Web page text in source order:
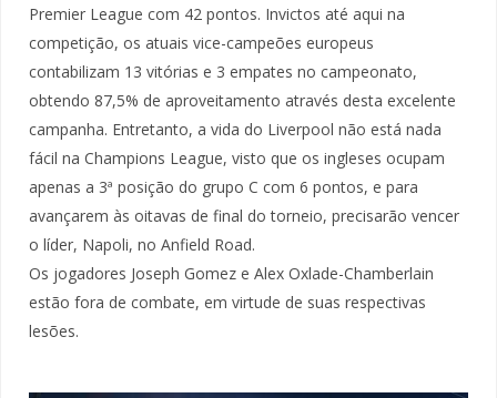
Premier League com 42 pontos. Invictos até aqui na
competição, os atuais vice-campeões europeus
contabilizam 13 vitórias e 3 empates no campeonato,
obtendo 87,5% de aproveitamento através desta excelente
campanha. Entretanto, a vida do Liverpool não está nada
fácil na Champions League, visto que os ingleses ocupam
apenas a 3ª posição do grupo C com 6 pontos, e para
avançarem às oitavas de final do torneio, precisarão vencer
o líder, Napoli, no Anfield Road.
Os jogadores Joseph Gomez e Alex Oxlade-Chamberlain
estão fora de combate, em virtude de suas respectivas
lesões.